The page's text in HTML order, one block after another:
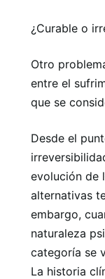
¿Curable o
Otro
entre el
que se
Desde el
evolución de
alternativas
embargo,
naturaleza
categoría se
La historia